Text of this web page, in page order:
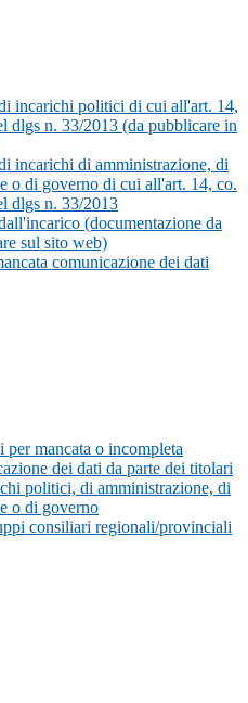
incarichi politici di cui all'art. 14,
dlgs n. 33/2013 (da pubblicare in
incarichi di amministrazione, di
o di governo di cui all'art. 14, co.
dlgs n. 33/2013
(documentazione da
sul sito web)
comunicazione dei dati
per mancata o incompleta
dei dati da parte dei titolari
politici, di amministrazione, di
o di governo
consiliari regionali/provinciali